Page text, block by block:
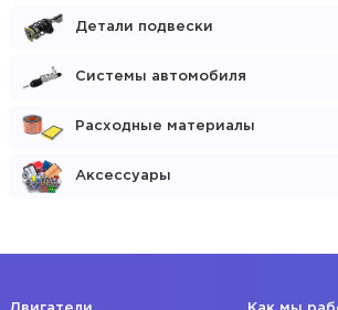
Детали подвески
Системы автомобиля
Расходные материалы
Аксессуары